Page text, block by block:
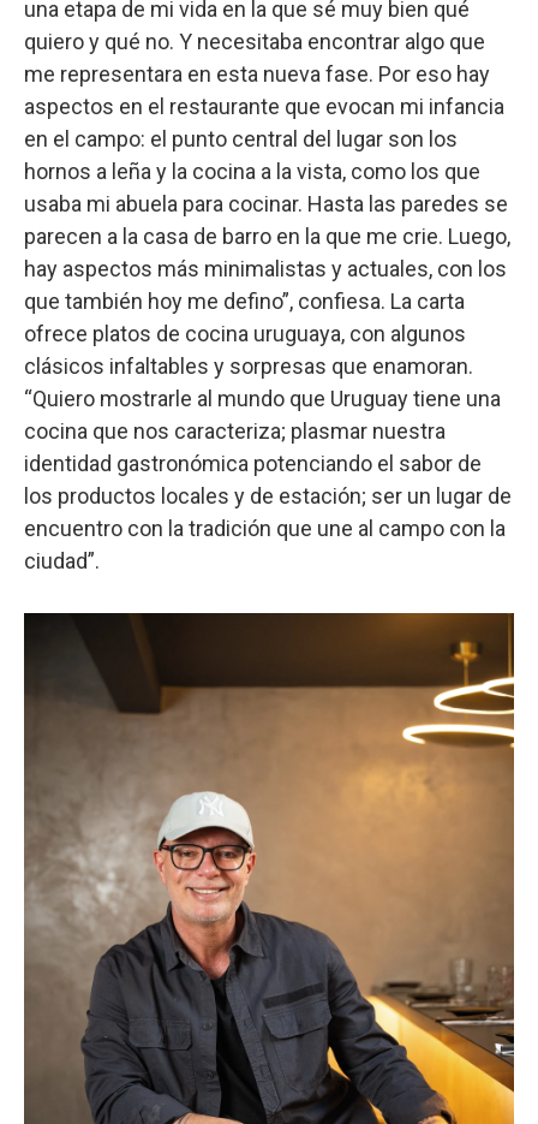
una etapa de mi vida en la que sé muy bien qué
quiero y qué no. Y necesitaba encontrar algo que
me representara en esta nueva fase. Por eso hay
aspectos en el restaurante que evocan mi infancia
en el campo: el punto central del lugar son los
hornos a leña y la cocina a la vista, como los que
usaba mi abuela para cocinar. Hasta las paredes se
parecen a la casa de barro en la que me crie. Luego,
hay aspectos más minimalistas y actuales, con los
que también hoy me defino”, confiesa. La carta
ofrece platos de cocina uruguaya, con algunos
clásicos infaltables y sorpresas que enamoran.
“Quiero mostrarle al mundo que Uruguay tiene una
cocina que nos caracteriza; plasmar nuestra
identidad gastronómica potenciando el sabor de
los productos locales y de estación; ser un lugar de
encuentro con la tradición que une al campo con la
ciudad”.